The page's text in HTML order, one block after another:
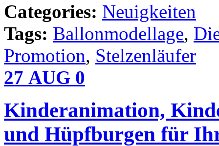
Categories: Neuigkeiten
Tags: Ballonmodellage,
Promotion, Stelzenläufer
27 AUG 0
Kinderanimation,
und Hüpfburgen für